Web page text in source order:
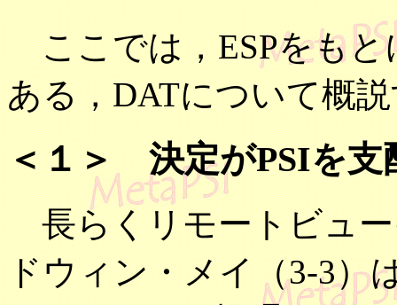
ここでは，ESPをもと
ある，DATについて概
＜１＞ 決定がPSIを支
長らくリモートビュ
ドウィン・メイ（3-3）